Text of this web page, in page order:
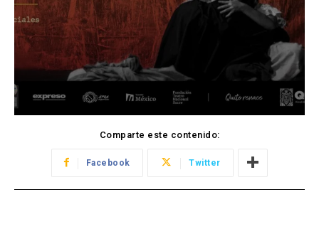
Comparte este contenido:
Facebook Twitter